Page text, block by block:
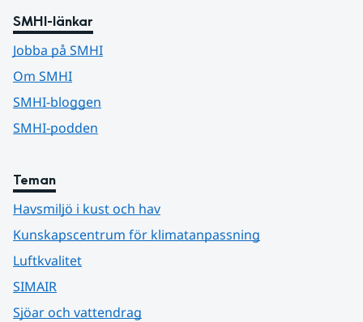
SMHI-länkar
Jobba på SMHI
Om SMHI
SMHI-bloggen
SMHI-podden
Teman
Havsmiljö i kust och hav
Kunskapscentrum för klimatanpassning
Luftkvalitet
SIMAIR
Sjöar och vattendrag